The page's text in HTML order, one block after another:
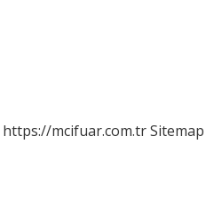
https://mcifuar.com.trSitemap